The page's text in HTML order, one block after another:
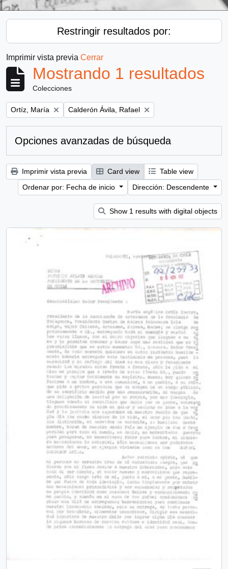
Restringir resultados por:
Imprimir vista previa Cerrar
Mostrando 1 resultados
Colecciones
Remove filter:
Ortíz, María Remove filter:
Calderón Ávila, Rafael
Opciones avanzadas de búsqueda
Imprimir vista previa Card view
Table view
Ordenar por: Fecha de inicio
Dirección: Descendente
Show 1 results with digital objects